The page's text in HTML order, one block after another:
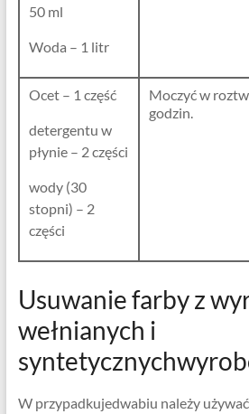
50 ml
Woda – 1 litr
Ocet – 1 część
detergentu w
płynie – 2 części
wody (30
stopni) – 2
części
Moczyć w
godzin.
Usuwanie farby z
wełnianych i
W przypadkujedwabiu należy